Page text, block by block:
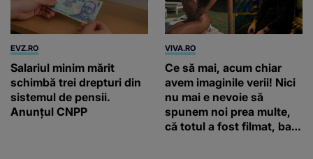
Salariul minim mărit
schimbă trei drepturi din
sistemul de pensii.
Anunțul CNPP
Ce să mai, acum chiar
avem imaginile verii! Nici
nu mai e nevoie să
spunem noi prea multe,
că totul a fost filmat, ba
chiar artistul și-a întrebat
iubita dacă e adevărat! Și
da, frumoasa iubită a lui
Florin Ristei e...